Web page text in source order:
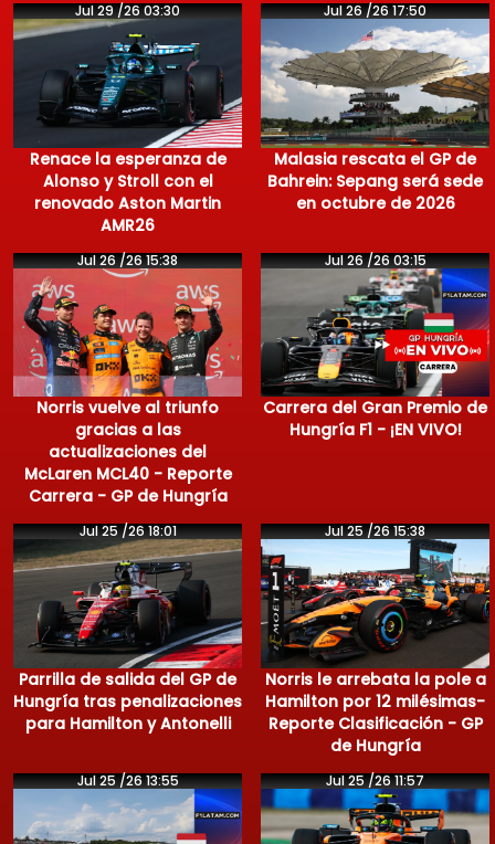
Jul 29 /26 03:30
Renace la esperanza de
Alonso y Stroll con el
renovado Aston Martin
AMR26
Jul 26 /26 17:50
Malasia rescata el GP de
Bahrein: Sepang será sede
en octubre de 2026
Jul 26 /26 15:38
Norris vuelve al triunfo
gracias a las
actualizaciones del
McLaren MCL40 - Reporte
Carrera - GP de Hungría
Jul 26 /26 03:15
Carrera del Gran Premio de
Hungría F1 - ¡EN VIVO!
Jul 25 /26 18:01
Parrilla de salida del GP de
Hungría tras penalizaciones
para Hamilton y Antonelli
Jul 25 /26 15:38
Norris le arrebata la pole a
Hamilton por 12 milésimas-
Reporte Clasificación - GP
de Hungría
Jul 25 /26 13:55 Jul 25 /26 11:57